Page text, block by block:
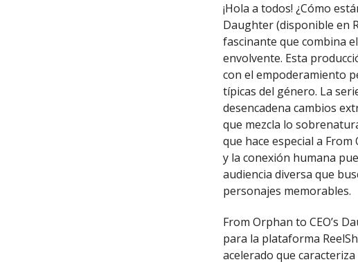
¡Hola a todos! ¿Cómo
Daughter (disponible en
fascinante que combina
envolvente. Esta
con el empoderamiento
típicas del género. La
desencadena cambios
que mezcla lo
que hace especial a
y la conexión humana
audiencia diversa que
personajes memorables.
From Orphan to CEO’s
para la plataforma
acelerado que